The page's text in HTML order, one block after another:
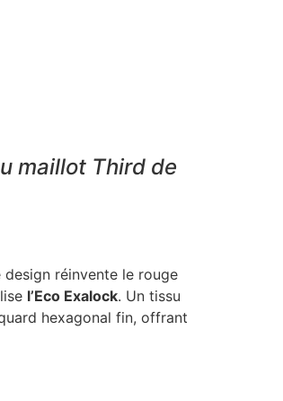
maillot Third de
design réinvente le rouge
l’Eco Exalock. Un tissu
hexagonal fin, offrant